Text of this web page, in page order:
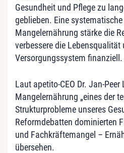
Gesundheit und Pflege zu
geblieben. Eine
Mangelernährung stärke die
verbessere die
Versorgungssystem finanziell.
Laut apetito-CEO Dr. Jan-
Mangelernährung „eines der
Strukturprobleme unseres
Reformdebatten dominierten
und Fachkräftemangel –
übersehen.